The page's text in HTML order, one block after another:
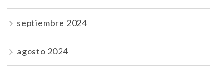
septiembre 2024
agosto 2024